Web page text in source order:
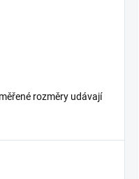
rozměry udávají